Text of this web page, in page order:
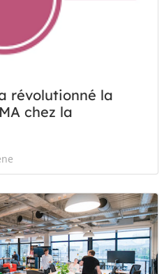
révolutionné la
chez la